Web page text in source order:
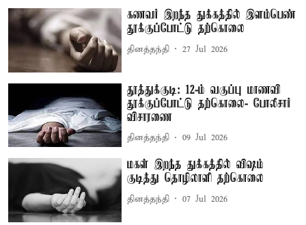
கணவர் இறந்த துக்கத்தில் இளம்பெண்
தூக்குப்போட்டு தற்கொலை
தினத்தந்தி 27 Jul 2026
தூத்துக்குடி: 12-ம் வகுப்பு மாணவி
தூக்குப்போட்டு தற்கொலை- போலீசார்
விசாரணை
தினத்தந்தி 09 Jul 2026
மகள் இறந்த துக்கத்தில் விஷம்
குடித்து தொழிலாளி தற்கொலை
தினத்தந்தி 07 Jul 2026